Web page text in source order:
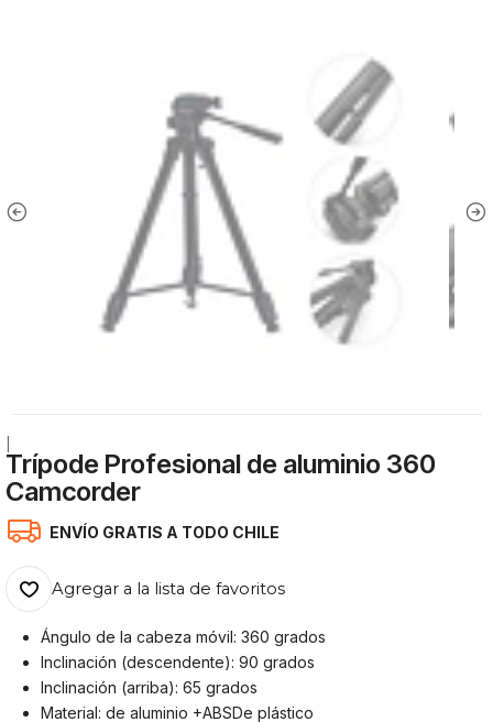
Trípode Profesional de aluminio 360
Camcorder
ENVÍO GRATIS A TODO CHILE
Agregar a la lista de favoritos
Ángulo de la cabeza móvil: 360 grados
Inclinación (descendente): 90 grados
Inclinación (arriba): 65 grados
Material: de aluminio +ABSDe plástico